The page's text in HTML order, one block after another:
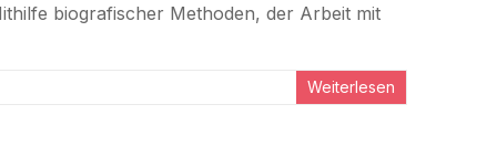
biografischer Methoden, der Arbeit mit
Weiterlesen